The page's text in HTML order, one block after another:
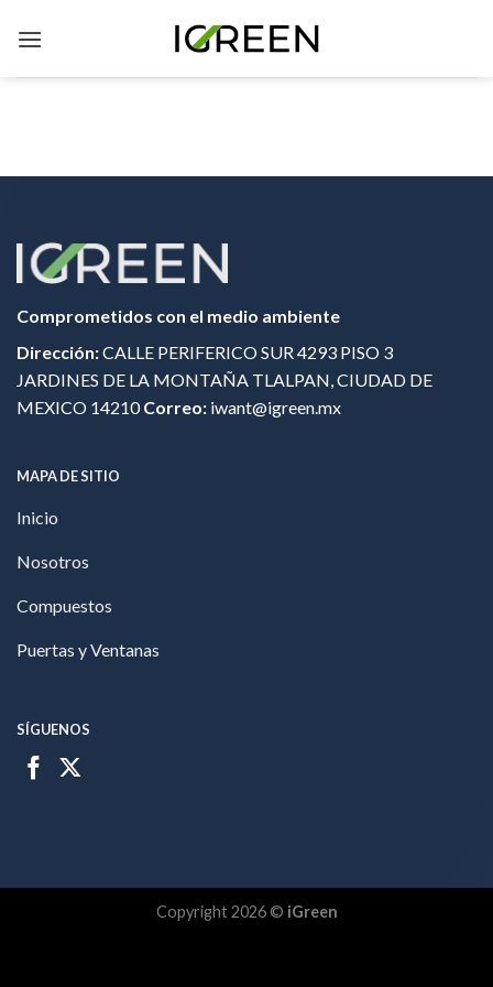
Comprometidos con el medio ambiente
Dirección:CALLE PERIFERICO SUR 4293 PISO 3
JARDINES DE LA MONTAÑA TLALPAN, CIUDAD DE
MEXICO 14210Correo: iwant@igreen.mx
MAPA DE SITIO
Inicio
Nosotros
Compuestos
Puertas y Ventanas
SÍGUENOS
Copyright 2026 © iGreen